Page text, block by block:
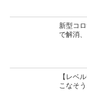
新型コ
で解消
【レベ
こなそう